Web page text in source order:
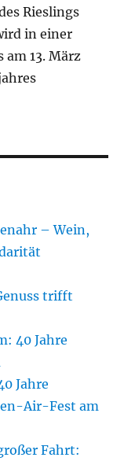
Rieslings
in einer
am 13. März
– Wein,
trifft
40 Jahre
Jahre
Air-Fest am
Fahrt: